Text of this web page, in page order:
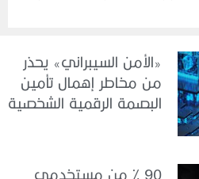
«الأمن السيبراني» يحذر
من مخاطر إهمال تأمين
البصمة الرقمية الشخصية
90 % من مستخدمي